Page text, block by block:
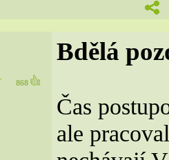
868
Bdělá
Čas
ale